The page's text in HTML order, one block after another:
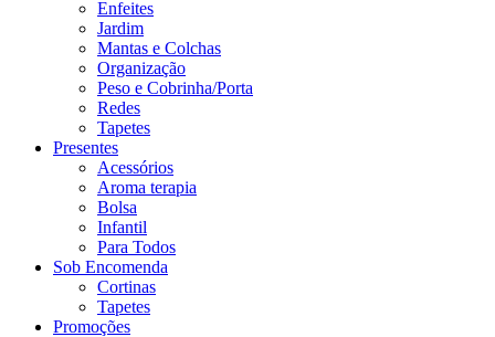
Enfeites
Jardim
Mantas e Colchas
Organização
Peso e Cobrinha/Porta
Redes
Tapetes
Presentes
Acessórios
Aroma terapia
Bolsa
Infantil
Para Todos
Sob Encomenda
Cortinas
Tapetes
Promoções